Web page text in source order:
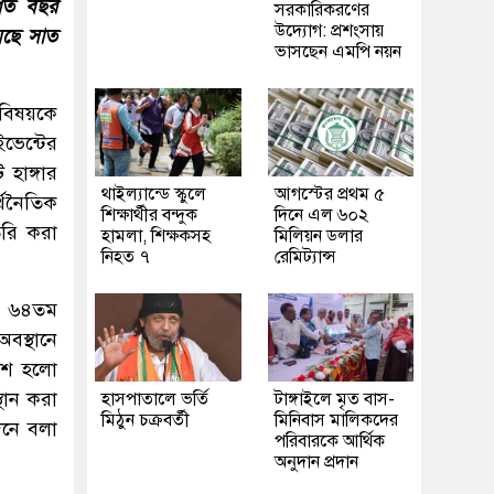
বছর
সাত
করা
৬৪তম
হলো
করা
বলা
সরকারিকরণের
উদ্যোগ: প্রশংসায়
ভাসছেন এমপি নয়ন
থাইল্যান্ডে স্কুলে
শিক্ষার্থীর বন্দুক
হামলা, শিক্ষকসহ
নিহত ৭
আগস্টের প্রথম ৫
দিনে এল ৬০২
মিলিয়ন ডলার
রেমিট্যান্স
হাসপাতালে ভর্তি
মিঠুন চক্রবর্তী
টাঙ্গাইলে মৃত বাস-
মিনিবাস মালিকদের
পরিবারকে আর্থিক
অনুদান প্রদান